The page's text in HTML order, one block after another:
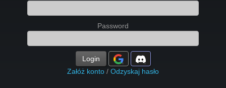
Password
Login
Załóż konto / Odzyskaj hasło